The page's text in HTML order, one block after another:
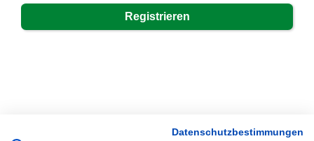
Datenschutzbestimmungen